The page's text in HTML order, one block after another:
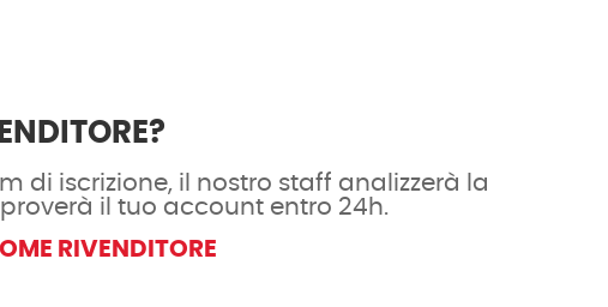
di iscrizione, il nostro staff analizzerà la
il tuo account entro 24h.
RIVENDITORE